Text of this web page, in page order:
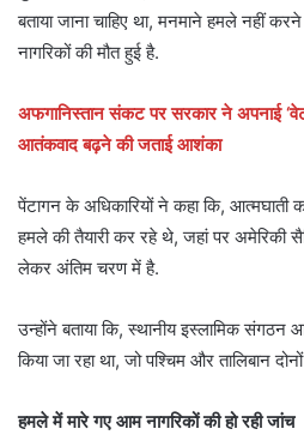
बताया जाना चाहिए था, मनमाने हमले नहीं
नागरिकों की मौत हुई है.
अफगानिस्तान संकट पर सरकार ने अपनाई ‘वेट
आतंकवाद बढ़ने की जताई आशंका
पेंटागन के अधिकारियों ने कहा कि, आत्मघाती
हमले की तैयारी कर रहे थे, जहां पर अमेरिकी
लेकर अंतिम चरण में है.
उन्होंने बताया कि, स्थानीय इस्लामिक
किया जा रहा था, जो पश्चिम और तालिबान
हमले में मारे गए आम नागरिकों की हो रही जांच